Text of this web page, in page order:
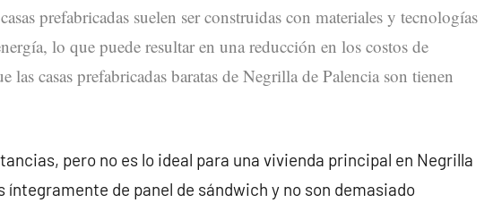
prefabricadas suelen ser construidas con materiales y tecnologías
lo que puede resultar en una reducción en los costos de
las casas prefabricadas baratas de Negrilla de Palencia son tienen
pero no es lo ideal para una vivienda principal en Negrilla
íntegramente de panel de sándwich y no son demasiado